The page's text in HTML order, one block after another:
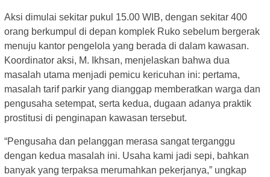
Aksi dimulai sekitar pukul 15.00 WIB, dengan sekitar 400
orang berkumpul di depan komplek Ruko sebelum bergerak
menuju kantor pengelola yang berada di dalam kawasan.
Koordinator aksi, M. Ikhsan, menjelaskan bahwa dua
masalah utama menjadi pemicu kericuhan ini: pertama,
masalah tarif parkir yang dianggap memberatkan warga dan
pengusaha setempat, serta kedua, dugaan adanya praktik
prostitusi di penginapan kawasan tersebut.
“Pengusaha dan pelanggan merasa sangat terganggu
dengan kedua masalah ini. Usaha kami jadi sepi, bahkan
banyak yang terpaksa merumahkan pekerjanya,” ungkap